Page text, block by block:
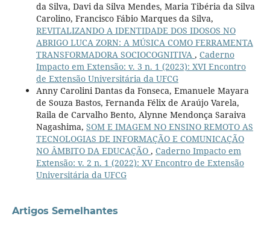
da Silva, Davi da Silva Mendes, Maria Tibéria da Silva
Carolino, Francisco Fábio Marques da Silva,
REVITALIZANDO A IDENTIDADE DOS IDOSOS NO
ABRIGO LUCA ZORN: A MÚSICA COMO FERRAMENTA
TRANSFORMADORA SOCIOCOGNITIVA , Caderno
Impacto em Extensão: v. 3 n. 1 (2023): XVI Encontro
de Extensão Universitária da UFCG
Anny Carolini Dantas da Fonseca, Emanuele Mayara
de Souza Bastos, Fernanda Félix de Araújo Varela,
Raila de Carvalho Bento, Alynne Mendonça Saraiva
Nagashima, SOM E IMAGEM NO ENSINO REMOTO AS
TECNOLOGIAS DE INFORMAÇÃO E COMUNICAÇÃO
NO ÂMBITO DA EDUCAÇÃO , Caderno Impacto em
Extensão: v. 2 n. 1 (2022): XV Encontro de Extensão
Universitária da UFCG
Artigos Semelhantes